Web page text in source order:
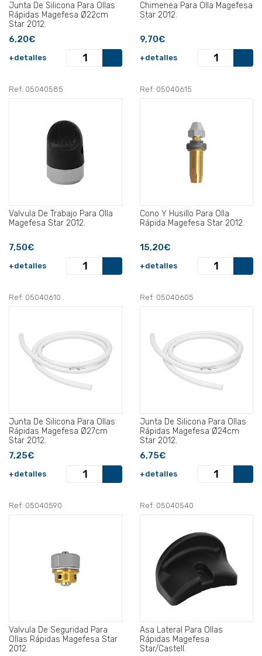
Junta De Silicona Para Ollas
Rápidas Magefesa Ø22cm
Star 2012.
6,20€
+detalles
Chimenea Para Olla Magefesa
Star 2012.
9,70€
+detalles
Ref: 05040585
Valvula De Trabajo Para Olla
Magefesa Star 2012.
7,50€
+detalles
Ref: 05040615
Cono Y Husillo Para Olla
Rápida Magefesa Star 2012.
15,20€
+detalles
Ref: 05040610
Junta De Silicona Para Ollas
Rápidas Magefesa Ø27cm
Star 2012.
7,25€
+detalles
Ref: 05040605
Junta De Silicona Para Ollas
Rápidas Magefesa Ø24cm
Star 2012.
6,75€
+detalles
Ref: 05040590
Valvula De Seguridad Para
Ollas Rápidas Magefesa Star
2012.
Ref: 05040540
Asa Lateral Para Ollas
Rápidas Magefesa
Star/Castell.